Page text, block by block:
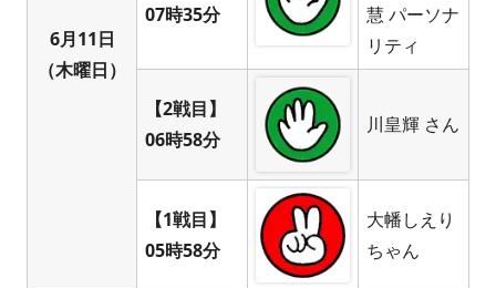
6月11日
（木曜日）
07時35分
慧 パーソナ
リティ
【2戦目】
06時58分
川皇輝 さん
【1戦目】
05時58分
大幡しえり
ちゃん